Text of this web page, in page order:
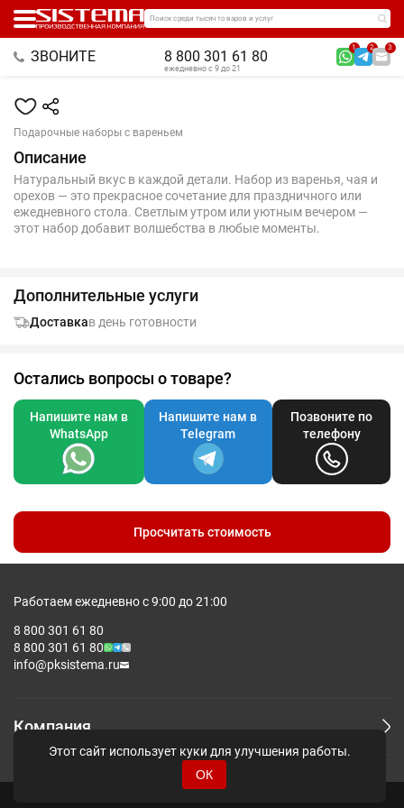
Поиск среди тысяч товаров и услуг
ЗВОНИТЕ 8 800 301 61 80
1 2 3
ежедневно с 9 до 21
Подарочные наборы с вареньем
Описание
Натуральный вкус в каждой детали. Набор из варенья, чая и
орехов — это прекрасное сочетание для праздничного или
ежедневного стола. Светлым утром или уютным вечером —
этот набор добавит волшебства в любые моменты.
Дополнительные услуги
Доставкав день готовности
Остались вопросы о товаре?
Напишите нам в
WhatsApp
Напишите нам в
Telegram
Позвоните по
телефону
Просчитать стоимость
Работаем ежедневно с 9:00 до 21:00
8 800 301 61 80
8 800 301 61 80
info@pksistema.ru
Компания
Этот сайт использует куки для улучшения работы.
ОК